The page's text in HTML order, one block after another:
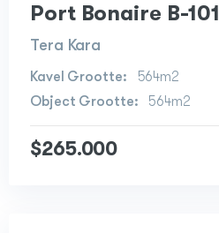
Port Bonaire B-101
Tera Kara
564m2
564m2
$265.000